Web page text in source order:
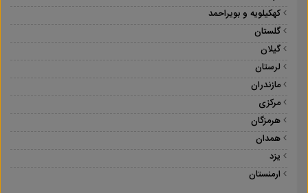
کهکیلویه و بویراحمد
گلستان
گیلان
لرستان
مازندران
مرکزی
هرمزگان
همدان
یزد
ارمنستان